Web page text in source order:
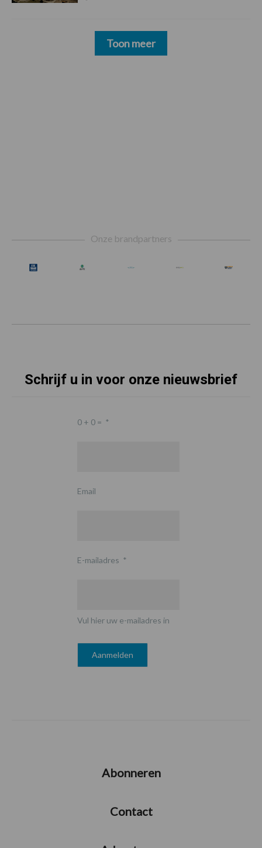
Toon meer
Onze brandpartners
Schrijf u in voor onze nieuwsbrief
0 + 0 = *
Email
E-mailadres *
Vul hier uw e-mailadres in
Abonneren
Contact